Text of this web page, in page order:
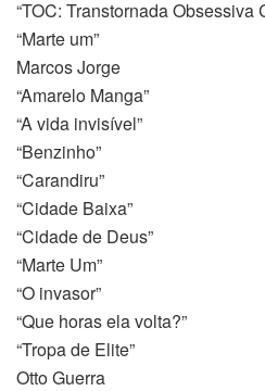
“TOC: Transtornada Obsessiva
“Marte um”
Marcos Jorge
“Amarelo Manga”
“A vida invisível”
“Benzinho”
“Carandiru”
“Cidade Baixa”
“Cidade de Deus”
“Marte Um”
“O invasor”
“Que horas ela volta?”
“Tropa de Elite”
Otto Guerra